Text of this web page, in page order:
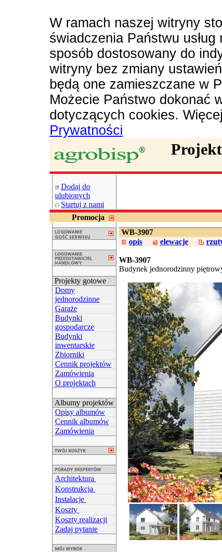
W ramach naszej witryny
świadczenia Państwu
sposób dostosowany do
witryny bez zmiany
będą one zamieszczane w
Możecie Państwo dokonać
dotyczących cookies.
Prywatności
Dodaj do
ulubionych
Startuj z nami
Promocja
Projekty gotowe
Domy
jednorodzinne
Garaże
Budynki
gospodarcze
Budynki
inwentarskie
Zbiorniki
Cennik projektów
Zamówienia
O projektach
Albumy projektów
Opisy albumów
Cennik albumów
Zamówienia
Architektura
Konstrukcja
Instalacje
Koszty
Koszty realizacji
Zadaj pytanie
WB-3907
opis
elewacje
WB-3907
Budynek jednorodzinny